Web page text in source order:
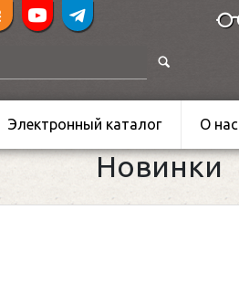
Электронный каталог О нас
Новинки